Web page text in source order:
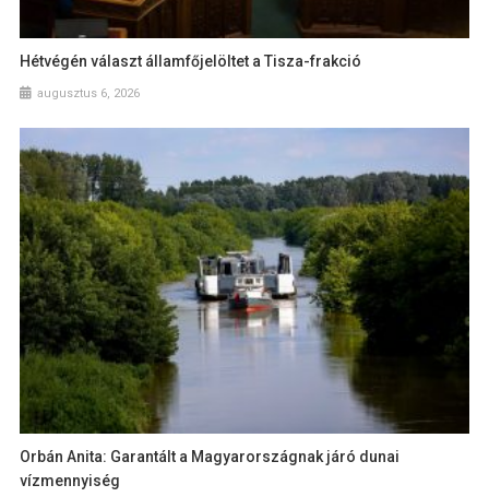
Hétvégén választ államfőjelöltet a Tisza-frakció
augusztus 6, 2026
Orbán Anita: Garantált a Magyarországnak járó dunai
vízmennyiség